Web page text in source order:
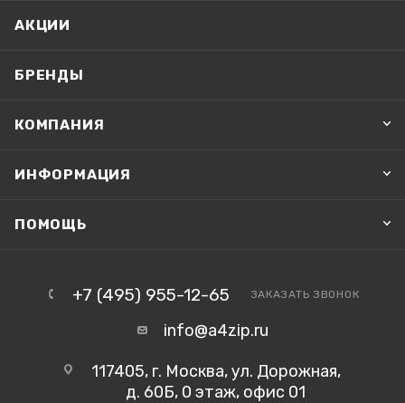
АКЦИИ
БРЕНДЫ
КОМПАНИЯ
ИНФОРМАЦИЯ
ПОМОЩЬ
+7 (495) 955-12-65 ЗАКАЗАТЬ ЗВОНОК
info@a4zip.ru
117405, г. Москва, ул. Дорожная,
д. 60Б, 0 этаж, офис 01